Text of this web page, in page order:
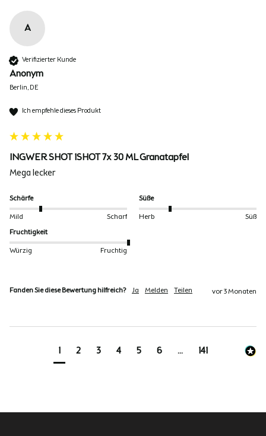
A
Verifizierter Kunde
Anonym
Berlin, DE
Ich empfehle dieses Produkt
INGWER SHOT 1SHOT 7x 30 ML Granatapfel
Mega lecker
Schärfe
Mild Scharf
Süße
Herb Süß
Fruchtigkeit
Würzig Fruchtig
Fanden Sie diese Bewertung hilfreich? Ja Melden Teilen vor 3 Monaten
1 2 3 4 5 6 ... 141